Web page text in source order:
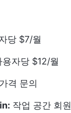
당 $7/월
용자당 $12/월
격 문의
작업 공간 회